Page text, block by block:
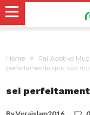
Home Pai Adotivo
perfeitamente que irão
sei